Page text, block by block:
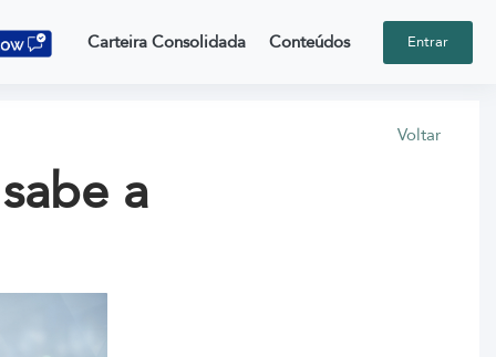
Carteira Consolidada Conteúdos Entrar
Voltar
a